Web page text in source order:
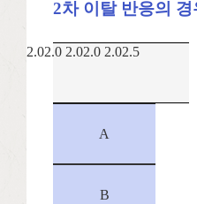
2차 이탈 반응의 경
2.02.0 2.02.0 2.02.5
A
B